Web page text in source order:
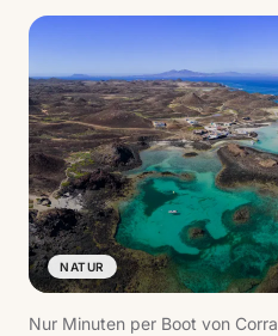
NATUR
Nur Minuten per Boot von